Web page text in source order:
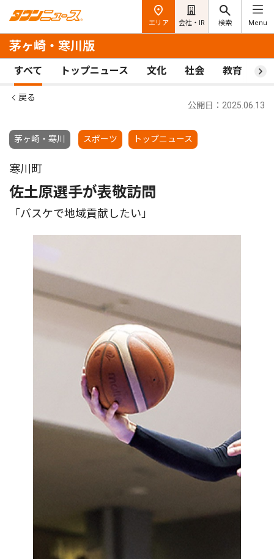
エリア 会社・IR 検索 Menu
茅ヶ崎・寒川版
すべて トップニュース 文化 社会 教育 ス
戻る
茅ヶ崎・寒川 スポーツ トップニュース
公開日：2025.06.13
寒川町
佐土原選手が表敬訪問
「バスケで地域貢献したい」